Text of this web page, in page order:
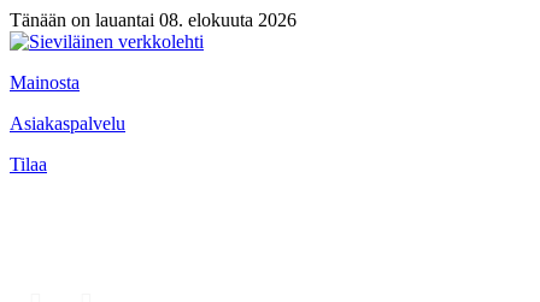
Tänään on lauantai 08. elokuuta 2026
Mainosta
Asiakaspalvelu
Tilaa